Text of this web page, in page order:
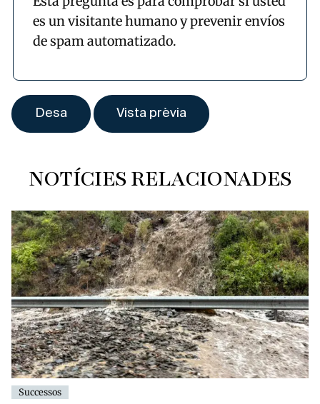
es un visitante humano y prevenir envíos
de spam automatizado.
NOTÍCIES RELACIONADES
Successos